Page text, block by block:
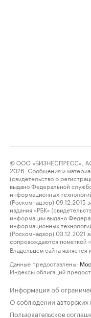
© ООО «БИЗНЕСПРЕСС»,
2026. Сообщения и
(свидетельство о
выдано Федеральной
информационных
(Роскомнадзор)
издания «РБК»
информации выдано
информационных
(Роскомнадзор)
сопровождаются пометкой
Владельцем сайта является
Данные предоставлены:
Индексы облигаций
Информация об
О соблюдении авторских
Пользовательское